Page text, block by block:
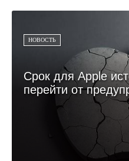
НОВОСТЬ
Срок для Apple
перейти от